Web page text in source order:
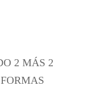
2 MÁS 2